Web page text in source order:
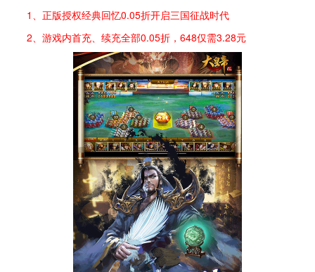
1、正版授权经典回忆0.05折开启三国征战时代
2、游戏内首充、续充全部0.05折，648仅需3.28元